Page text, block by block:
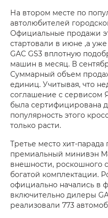
На втором месте по
автолюбителей
Официальные продажи
стартовали в июне ,а
GAC GS3 вплотную
машин в месяц. В
Суммарный объем
единиц. Учитывая, что
соглашение с сервисом
была сертифицирована
популярность этого
только расти.
Третье место хит-
премиальный минивэн
внешности, роскошного
богатой комплектации.
официально начались в
включительно дилеры
реализовали 773